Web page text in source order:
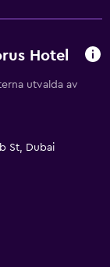
Hotel
utvalda av
St, Dubai